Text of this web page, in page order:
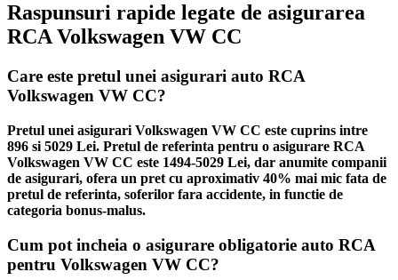
Raspunsuri rapide legate de asigurarea
RCA Volkswagen VW CC
Care este pretul unei asigurari auto RCA
Volkswagen VW CC?
Pretul unei asigurari Volkswagen VW CC este cuprins intre
896 si 5029 Lei. Pretul de referinta pentru o asigurare RCA
Volkswagen VW CC este 1494-5029 Lei, dar anumite companii
de asigurari, ofera un pret cu aproximativ 40% mai mic fata de
pretul de referinta, soferilor fara accidente, in functie de
categoria bonus-malus.
Cum pot incheia o asigurare obligatorie auto RCA
pentru Volkswagen VW CC?